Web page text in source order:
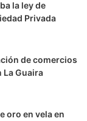
la ley de
Privada
de comercios
La Guaira
oro en vela en